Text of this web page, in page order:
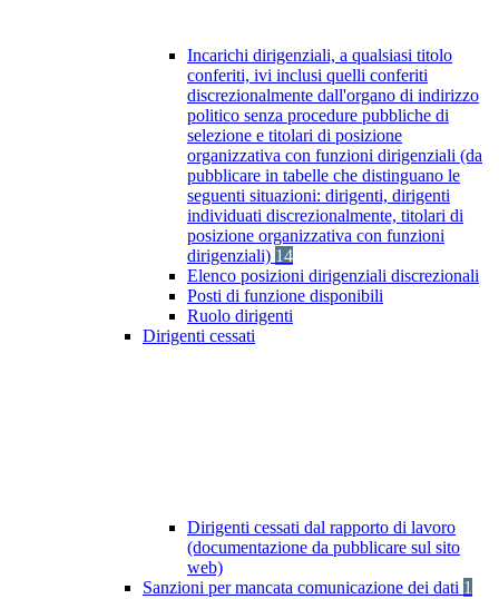
Incarichi dirigenziali, a qualsiasi titolo
conferiti, ivi inclusi quelli conferiti
discrezionalmente dall'organo di indirizzo
politico senza procedure pubbliche di
selezione e titolari di posizione
organizzativa con funzioni dirigenziali (da
pubblicare in tabelle che distinguano le
seguenti situazioni: dirigenti, dirigenti
individuati discrezionalmente, titolari di
posizione organizzativa con funzioni
dirigenziali) 14
Elenco posizioni dirigenziali discrezionali
Posti di funzione disponibili
Ruolo dirigenti
Dirigenti cessati
Dirigenti cessati dal rapporto di lavoro
(documentazione da pubblicare sul sito
web)
Sanzioni per mancata comunicazione dei dati 1